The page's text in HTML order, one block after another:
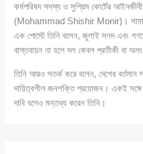
কর্মপরিষদ সদস্য ও সুপ্রিম কোর্টের
(Mohammad Shishir Monir)।
এক পোস্টে তিনি বলেন, জুলাই সনদ এবং
বাস্তবায়ন না হলে দল কেবল প্রতীকী বা
তিনি আরও সতর্ক করে বলেন, দেশের বর্তমান
দায়িত্বশীল জনশক্তি প্রয়োজন। একই
দাবি বলেও মন্তব্য করেন তিনি।